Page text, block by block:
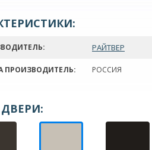
РАЙТВЕР
ПРОИЗВОДИТЕЛЬ: РОССИЯ